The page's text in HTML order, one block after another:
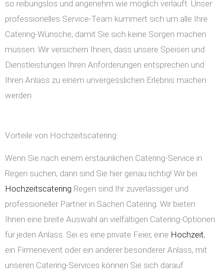
so reibungslos und angenehm wie möglich verläuft. Unser
professionelles Service-Team kümmert sich um alle Ihre
Catering-Wünsche, damit Sie sich keine Sorgen machen
müssen. Wir versichern Ihnen, dass unsere Speisen und
Dienstleistungen Ihren Anforderungen entsprechen und
Ihren Anlass zu einem unvergesslichen Erlebnis machen
werden.
Vorteile von Hochzeitscatering
Wenn Sie nach einem erstaunlichen Catering-Service in
Regen suchen, dann sind Sie hier genau richtig! Wir bei
Hochzeitscatering Regen sind Ihr zuverlässiger und
professioneller Partner in Sachen Catering. Wir bieten
Ihnen eine breite Auswahl an vielfältigen Catering-Optionen
für jeden Anlass. Sei es eine private Feier, eine Hochzeit,
ein Firmenevent oder ein anderer besonderer Anlass, mit
unseren Catering-Services können Sie sich darauf